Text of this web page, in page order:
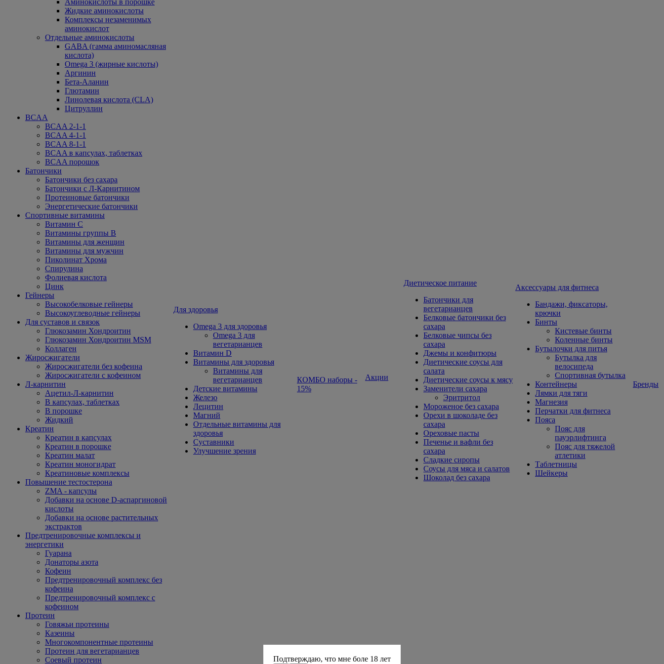
Аминокислоты в порошке
Жидкие аминокислоты
Комплексы незаменимых
аминокислот
Отдельные аминокислоты
GABA (гамма аминомасляная
кислота)
Omega 3 (жирные кислоты)
Аргинин
Бета-Аланин
Глютамин
Линолевая кислота (CLA)
Цитруллин
BCAA
BCAA 2-1-1
BCAA 4-1-1
BCAA 8-1-1
BCAA в капсулах, таблетках
BCAA порошок
Батончики
Батончики без сахара
Батончики с Л-Карнитином
Протеиновые батончики
Энергетические батончики
Спортивные витамины
Витамин С
Витамины группы В
Витамины для женщин
Витамины для мужчин
Пиколинат Хрома
Спирулина
Фолиевая кислота
Цинк
Гейнеры
Высокобелковые гейнеры
Высокоуглеводные гейнеры
Для суставов и связок
Глюкозамин Хондроитин
Глюкозамин Хондроитин MSM
Коллаген
Жиросжигатели
Жиросжигатели без кофеина
Жиросжигатели с кофеином
Л-карнитин
Ацетил-Л-карнитин
В капсулах, таблетках
В порошке
Жидкий
Креатин
Креатин в капсулах
Креатин в порошке
Креатин малат
Креатин моногидрат
Креатиновые комплексы
Повышение тестостерона
ZMA - капсулы
Добавки на основе D-аспаргиновой
кислоты
Добавки на основе растительных
экстрактов
Предтренировочные комплексы и
энергетики
Гуарана
Донаторы азота
Кофеин
Предтренировочный комплекс без
кофеина
Предтренировочный комплекс с
кофеином
Протеин
Говяжьи протеины
Казеины
Многокомпонентные протеины
Протеин для вегетарианцев
Соевый протеин
Для здоровья
Omega 3 для здоровья
Omega 3 для
вегетарианцев
Витамин D
Витамины для здоровья
Витамины для
вегетарианцев
Детские витамины
Железо
Лецитин
Магний
Отдельные витамины для
здоровья
Суставники
Улучшение зрения
КОМБО наборы -
15%
Акции
Диетическое питание
Батончики для
вегетарианцев
Белковые батончики без
сахара
Белковые чипсы без
сахара
Джемы и конфитюры
Диетические соусы для
салата
Диетические соусы к мясу
Заменители сахара
Эритритол
Мороженое без сахара
Орехи в шоколаде без
сахара
Ореховые пасты
Печенье и вафли без
сахара
Сладкие сиропы
Соусы для мяса и салатов
Шоколад без сахара
Aксессуары для фитнеса
Бандажи, фиксаторы,
крючки
Бинты
Кистевые бинты
Коленные бинты
Бутылочки для питья
Бутылка для
велосипеда
Спортивная бутылка
Контейнеры
Лямки для тяги
Магнезия
Перчатки для фитнеса
Пояса
Пояс для
пауэрлифтинга
Пояс для тяжелой
атлетики
Таблетницы
Шейкеры
Бренды
Подтверждаю, что мне боле 18 лет